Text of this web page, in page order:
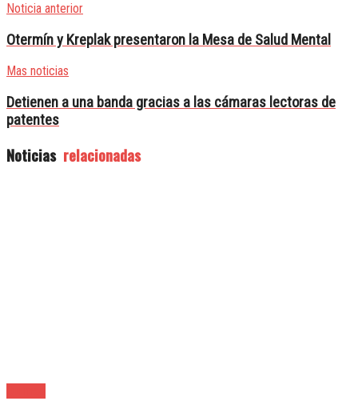
Noticia anterior
Otermín y Kreplak presentaron la Mesa de Salud Mental
Mas noticias
Detienen a una banda gracias a las cámaras lectoras de
patentes
Noticias relacionadas